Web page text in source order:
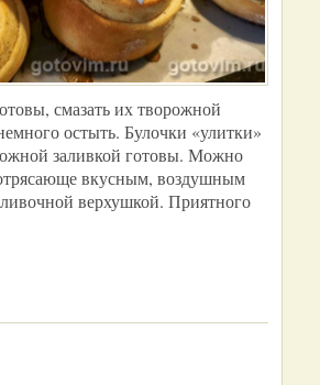
смазать их творожной
остыть. Булочки «улитки»
заливкой готовы. Можно
вкусным, воздушным
верхушкой. Приятного